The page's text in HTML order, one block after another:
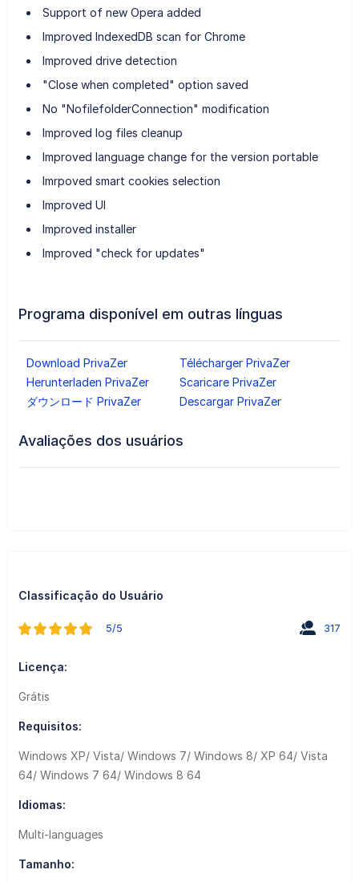
Support of new Opera added
Improved IndexedDB scan for Chrome
Improved drive detection
"Close when completed" option saved
No "NofilefolderConnection" modification
Improved log files cleanup
Improved language change for the version portable
Imrpoved smart cookies selection
Improved UI
Improved installer
Improved "check for updates"
Programa disponível em outras línguas
Download PrivaZer
Télécharger PrivaZer
Herunterladen PrivaZer
Scaricare PrivaZer
ダウンロード PrivaZer
Descargar PrivaZer
Avaliações dos usuários
Classificação do Usuário
5/5 317
Licença:
Grátis
Requisitos:
Windows XP/ Vista/ Windows 7/ Windows 8/ XP 64/ Vista
64/ Windows 7 64/ Windows 8 64
Idiomas:
Multi-languages
Tamanho: